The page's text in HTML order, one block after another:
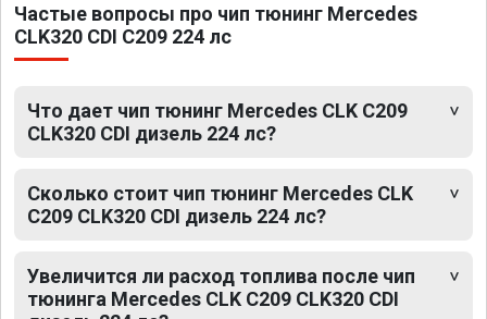
Частые вопросы про чип тюнинг Mercedes
CLK320 CDI C209 224 лс
Что дает чип тюнинг Mercedes CLK C209
CLK320 CDI дизель 224 лс?
Сколько стоит чип тюнинг Mercedes CLK
C209 CLK320 CDI дизель 224 лс?
Увеличится ли расход топлива после чип
тюнинга Mercedes CLK C209 CLK320 CDI